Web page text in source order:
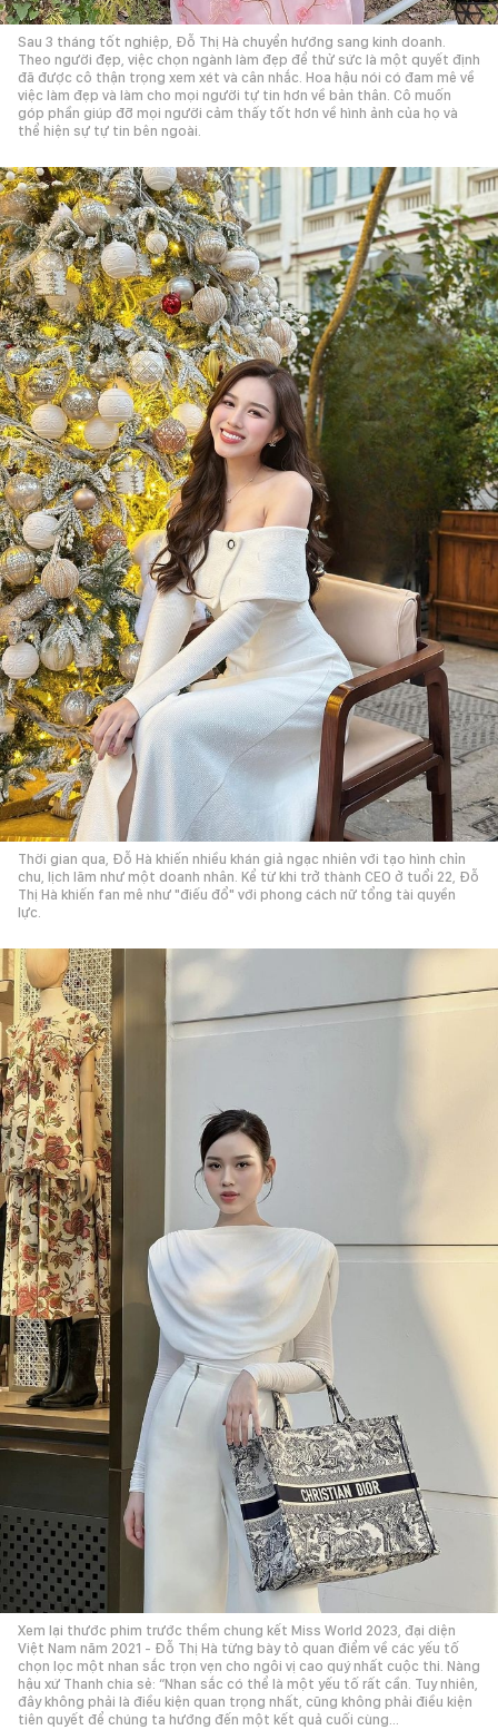
Sau 3 tháng tốt nghiệp, Đỗ Thị Hà chuyển hướng sang kinh doanh.
Theo người đẹp, việc chọn ngành làm đẹp để thử sức là một quyết định
đã được cô thận trọng xem xét và cân nhắc. Hoa hậu nói có đam mê về
việc làm đẹp và làm cho mọi người tự tin hơn về bản thân. Cô muốn
góp phần giúp đỡ mọi người cảm thấy tốt hơn về hình ảnh của họ và
thể hiện sự tự tin bên ngoài.
Thời gian qua, Đỗ Hà khiến nhiều khán giả ngạc nhiên với tạo hình chỉn
chu, lịch lãm như một doanh nhân. Kể từ khi trở thành CEO ở tuổi 22, Đỗ
Thị Hà khiến fan mê như "điếu đổ" với phong cách nữ tổng tài quyền
lực.
Xem lại thước phim trước thềm chung kết Miss World 2023, đại diện
Việt Nam năm 2021 - Đỗ Thị Hà từng bày tỏ quan điểm về các yếu tố
chọn lọc một nhan sắc trọn vẹn cho ngôi vị cao quý nhất cuộc thi. Nàng
hậu xứ Thanh chia sẻ: “Nhan sắc có thể là một yếu tố rất cần. Tuy nhiên,
đây không phải là điều kiện quan trọng nhất, cũng không phải điều kiện
tiên quyết để chúng ta hướng đến một kết quả cuối cùng...